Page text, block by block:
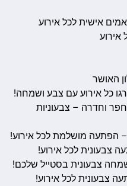
אישית לכל אירוע
אירוע
האושר
כל אירוע עם צבע ושמחה!
וחדרה – צבעוניות
– הפתעה מושלמת לכל אירוע!
צבעונית לכל אירוע!
צבעונית בסטייל שלכם!
צבעונית לכל אירוע!